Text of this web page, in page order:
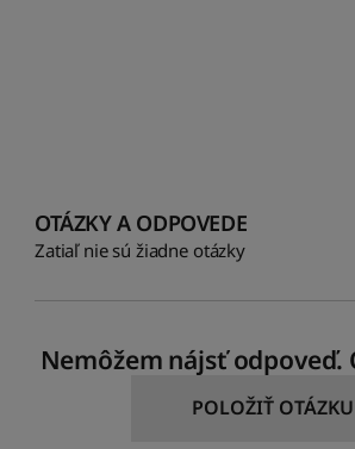
OTÁZKY A ODPOVEDE
Zatiaľ nie sú žiadne otázky
Nemôžem nájsť odpoveď.
POLOŽIŤ OTÁZKU